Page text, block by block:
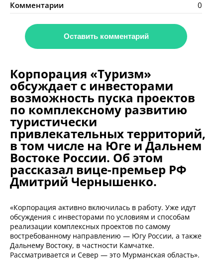
Комментарии
0
Оставить комментарий
Корпорация «Туризм»
обсуждает с инвесторами
возможность пуска проектов
по комплексному развитию
туристически
привлекательных территорий,
в том числе на Юге и Дальнем
Востоке России. Об этом
рассказал вице-премьер РФ
Дмитрий Чернышенко.
«Корпорация активно включилась в работу. Уже идут
обсуждения с инвесторами по условиям и способам
реализации комплексных проектов по самому
востребованному направлению — Югу России, а также
Дальнему Востоку, в частности Камчатке.
Рассматривается и Север — это Мурманская область».